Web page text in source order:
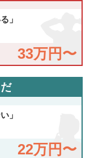
」
33万円〜
」
22万円〜